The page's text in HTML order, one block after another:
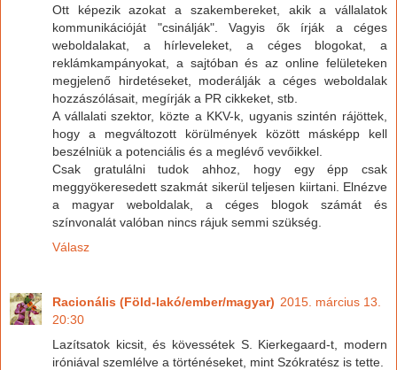
Ott képezik azokat a szakembereket, akik a vállalatok
kommunikációját "csinálják". Vagyis ők írják a céges
weboldalakat, a hírleveleket, a céges blogokat, a
reklámkampányokat, a sajtóban és az online felületeken
megjelenő hirdetéseket, moderálják a céges weboldalak
hozzászólásait, megírják a PR cikkeket, stb.
A vállalati szektor, közte a KKV-k, ugyanis szintén rájöttek,
hogy a megváltozott körülmények között másképp kell
beszélniük a potenciális és a meglévő vevőikkel.
Csak gratulálni tudok ahhoz, hogy egy épp csak
meggyökeresedett szakmát sikerül teljesen kiirtani. Elnézve
a magyar weboldalak, a céges blogok számát és
színvonalát valóban nincs rájuk semmi szükség.
Válasz
Racionális (Föld-lakó/ember/magyar) 2015. március 13.
20:30
Lazítsatok kicsit, és kövessétek S. Kierkegaard-t, modern
iróniával szemlélve a történéseket, mint Szókratész is tette.